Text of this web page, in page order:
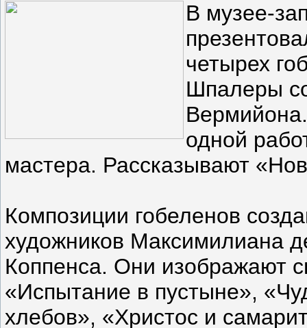
В музее-
четырех
Шпалеры
одной
мастера. Рассказывают
Композиции гобеленов
художников Максимилиана
Коппенса. Они изображают
«Испытание в пустыне»,
хлебов», «Христос и